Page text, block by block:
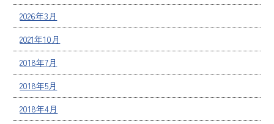
2026年3月
2021年10月
2018年7月
2018年5月
2018年4月